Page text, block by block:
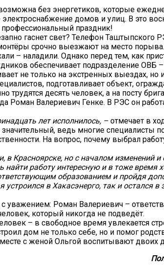
без энергетиков, которые
домов и улиц. В это
праздник!
гаснет свет? Телефон Таштыпского
срочно выезжают на место
– наладили. Однако перед тем, как
обеспечивает подразделение ОВБ
не только на экстренных выездах, но
подготавливает объект,
трудятся десять человек, а на посту
Роман Валериевич Генке. В РЭС он
лет исполнилось, – отмечает в
значительный, ведь многие специалисты
На вопрос, почему выбрал
в Красноярске, но с началом изменений и
найти работу интересную и в тоже время
образованием и пройдя
устроился в Хакасэнерго, так и остался в
с уважением: Роман Валериевич –
который никогда не подведёт.
– в свободное время увлекается
дом не только себе, но и помог
с женой Ольгой воспитывают двоих